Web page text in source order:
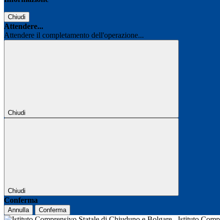
Chiudi
Attendere...
Attendere il completamento dell'operazione...
Chiudi
Chiudi
Conferma
Annulla Conferma